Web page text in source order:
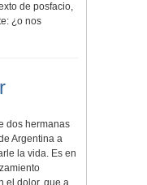
de posfacio,
¿o nos
dos hermanas
Argentina a
la vida. Es en
el dolor, que a